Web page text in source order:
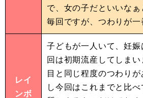
で、女の子だといいなぁ
毎回ですが、つわりが一
レイ
ンボ
子どもが一人いて、妊
回は初期流産してしまい
目と同じ程度のつわり
し今回はこれまでと比